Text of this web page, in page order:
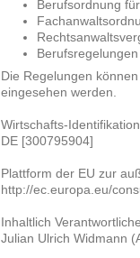
Berufsordnung
Die Regelungen
eingesehen werden.
Wirtschafts-
DE [300795904]
Plattform der EU zur
http://ec.europa.eu/
Inhaltlich
Julian Ulrich Widmann